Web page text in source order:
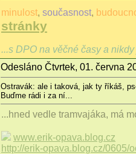
minulost, současnost,
stránky
...s DPO na věčné časy a
Odesláno Čtvrtek, 01. června
Ostravák: ale i taková, jak ty říkáš,
Buďme rádi i za ní...
...hned vedle tramvajáka, má
www.erik-opava.blog.cz
http://erik-opava.blog.cz/0605/